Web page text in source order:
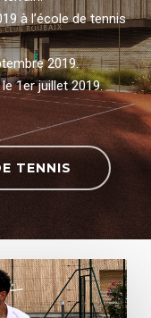
à l’école de tennis
2019.
1er juillet 2019.
TENNIS